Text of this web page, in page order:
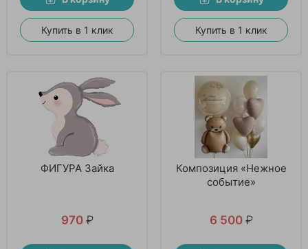
Купить в 1 клик Купить в 1 клик
ФИГУРА Зайка
970 ₽
Композиция «Нежное
событие»
6 500 ₽